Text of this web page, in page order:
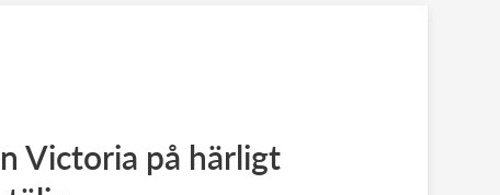
Victoria på härligt